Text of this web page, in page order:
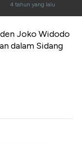
Jokowi!
4 tahun yang lalu
Joko Widodo
dalam Sidang